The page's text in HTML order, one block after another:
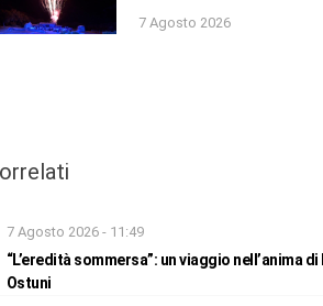
7 Agosto 2026
7 Agosto 2026 - 11:49
“L’eredità sommersa”: un viaggio nell’anima
Ostuni